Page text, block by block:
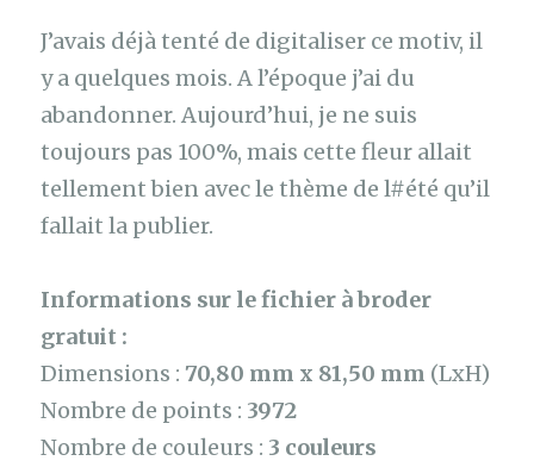
J’avais déjà tenté de digitaliser ce motiv, il
y a quelques mois. A l’époque j’ai du
abandonner. Aujourd’hui, je ne suis
toujours pas 100%, mais cette fleur allait
tellement bien avec le thème de l#été qu’il
fallait la publier.
Informations sur le fichier à broder
gratuit :
Dimensions : 70,80 mm x 81,50 mm (LxH)
Nombre de points : 3972
Nombre de couleurs : 3 couleurs